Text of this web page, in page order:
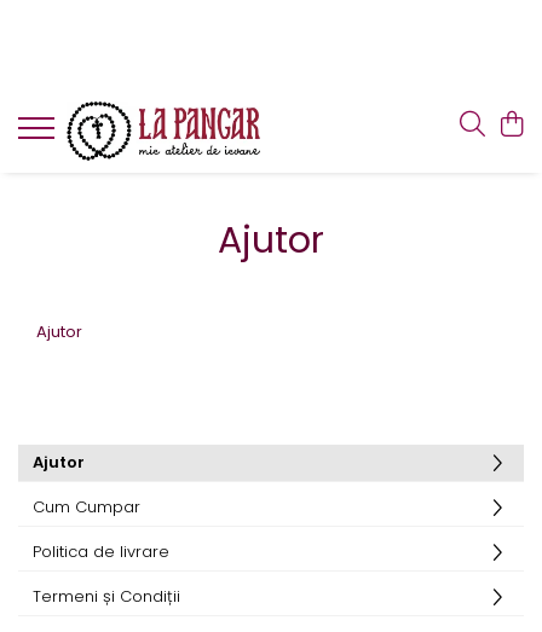
Ajutor
Ajutor
Ajutor
Cum Cumpar
Politica de livrare
Termeni și Condiții